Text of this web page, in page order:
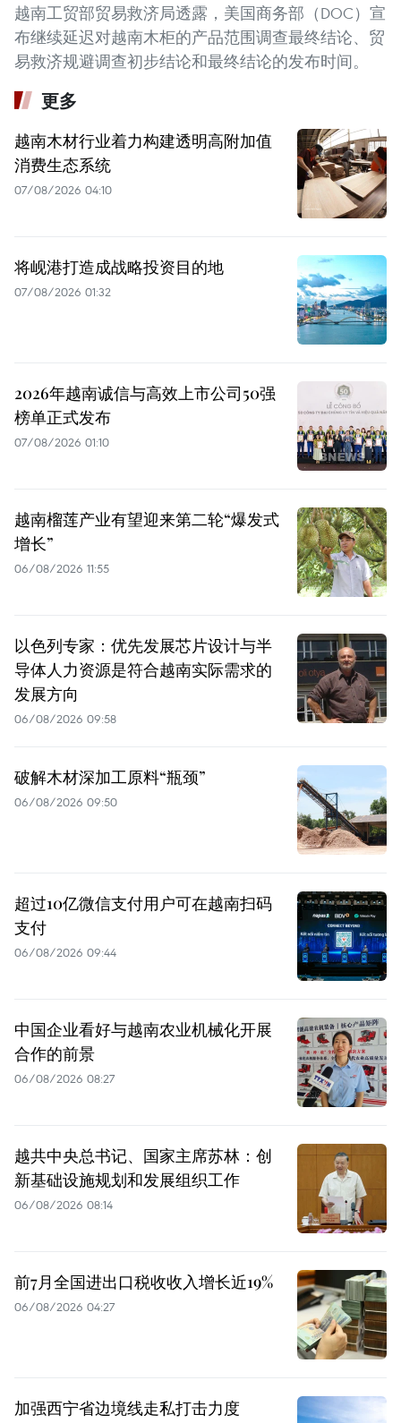
越南工贸部贸易救济局透露，美国商务部（DOC）宣
布继续延迟对越南木柜的产品范围调查最终结论、贸
易救济规避调查初步结论和最终结论的发布时间。
更多
越南木材行业着力构建透明高附加值
消费生态系统
07/08/2026 04:10
将岘港打造成战略投资目的地
07/08/2026 01:32
2026年越南诚信与高效上市公司50强
榜单正式发布
07/08/2026 01:10
越南榴莲产业有望迎来第二轮“爆发式
增长”
06/08/2026 11:55
以色列专家：优先发展芯片设计与半
导体人力资源是符合越南实际需求的
发展方向
06/08/2026 09:58
破解木材深加工原料“瓶颈”
06/08/2026 09:50
超过10亿微信支付用户可在越南扫码
支付
06/08/2026 09:44
中国企业看好与越南农业机械化开展
合作的前景
06/08/2026 08:27
越共中央总书记、国家主席苏林：创
新基础设施规划和发展组织工作
06/08/2026 08:14
前7月全国进出口税收收入增长近19%
06/08/2026 04:27
加强西宁省边境线走私打击力度